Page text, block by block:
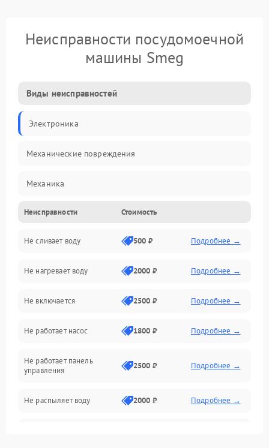
Неисправности посудомоечной
машины Smeg
Виды неисправностей
Электроника
Механические повреждения
Механика
Управление
Электропитание
Датчики
Нагрев
Вода
Гигиена
Программное обеспечение
Неисправности Стоимость
Не сливает воду 500 ₽ Подробнее →
Не нагревает воду 2000 ₽ Подробнее →
Не включается 2500 ₽ Подробнее →
Не работает насос 1800 ₽ Подробнее →
Не работает панель
управления
2500 ₽ Подробнее →
Не распыляет воду 2000 ₽ Подробнее →